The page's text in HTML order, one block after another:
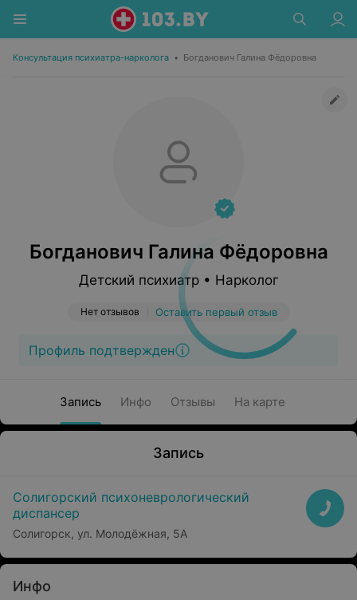
Консультация психиатра-нарколога • Богданович Галина Фёдоровна
Богданович Галина Фёдоровна
Детский психиатр • Нарколог
Нет отзывов Оставить первый отзыв
Профиль подтвержден
Запись Инфо Отзывы На карте
Запись
Солигорский психоневрологический
диспансер
Солигорск, ул. Молодёжная, 5А
Инфо